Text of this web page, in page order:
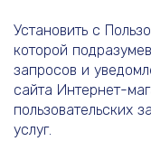
Установить с
которой
запросов и
сайта Интернет-
пользовательских
услуг.